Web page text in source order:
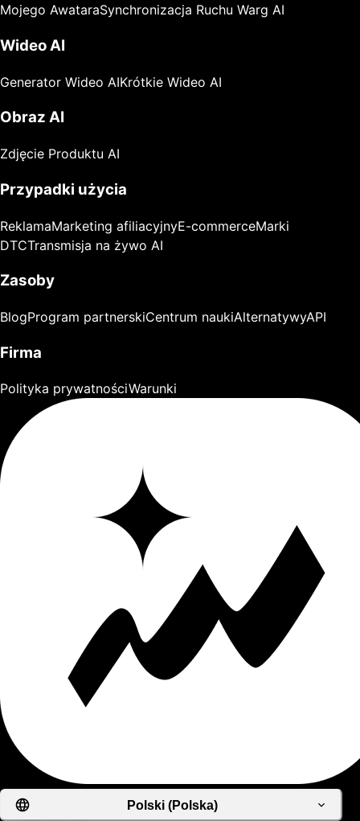
Mojego AwataraSynchronizacja Ruchu Warg AI
Wideo AI
Generator Wideo AIKrótkie Wideo AI
Obraz AI
Zdjęcie Produktu AI
Przypadki użycia
ReklamaMarketing afiliacyjnyE-commerceMarki
DTCTransmisja na żywo AI
Zasoby
BlogProgram partnerskiCentrum naukiAlternatywyAPI
Firma
Polityka prywatnościWarunki
Polski (Polska)